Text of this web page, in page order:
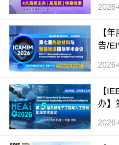
【
告/
【
办】